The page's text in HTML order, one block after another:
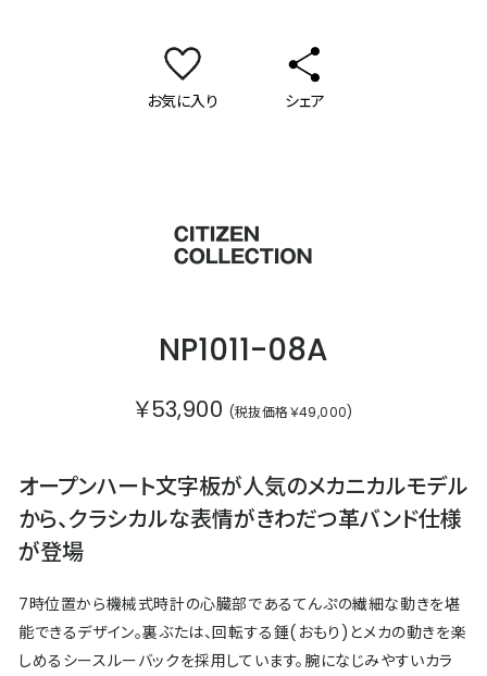
お気に入り シェア
NP1011-08A
￥53,900 (税抜価格￥49,000)
オープンハート文字板が人気のメカニカルモデル
から、クラシカルな表情がきわだつ革バンド仕様
が登場
7時位置から機械式時計の心臓部であるてんぷの繊細な動きを堪
能できるデザイン。裏ぶたは、回転する錘(おもり)とメカの動きを楽
しめるシースルーバックを採用しています。腕になじみやすいカラ